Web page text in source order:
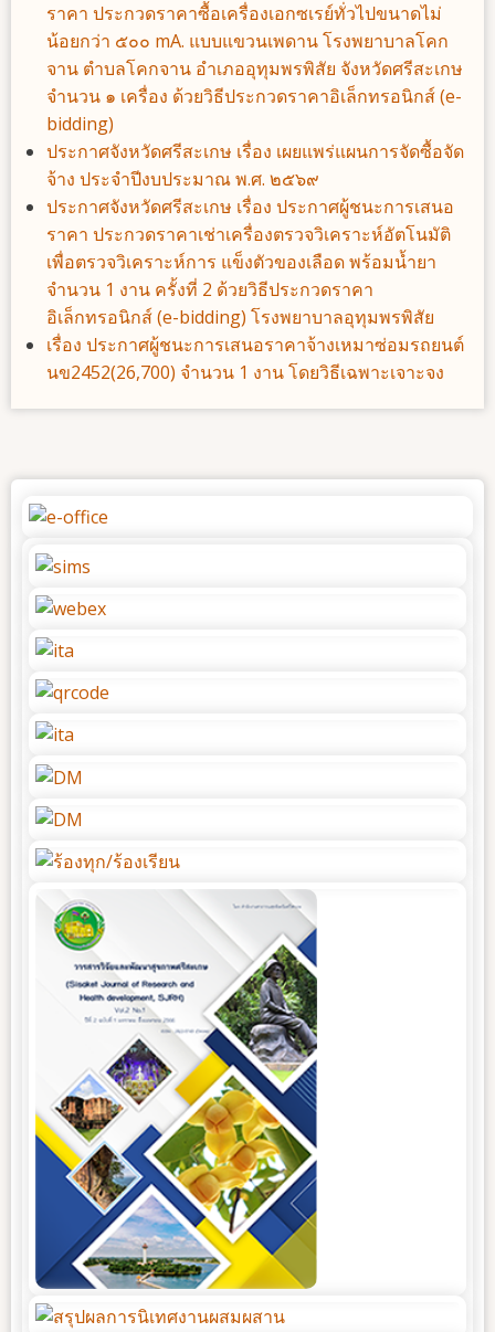
ราคา ประกวดราคาซื้อเครื่องเอกซเรย์ทั่วไปขนาดไม่
น้อยกว่า ๕๐๐ mA. แบบแขวนเพดาน โรงพยาบาลโคก
จาน ตำบลโคกจาน อำเภออุทุมพรพิสัย จังหวัดศรีสะเกษ
จำนวน ๑ เครื่อง ด้วยวิธีประกวดราคาอิเล็กทรอนิกส์ (e-
bidding)
ประกาศจังหวัดศรีสะเกษ เรื่อง เผยแพร่แผนการจัดซื้อจัด
จ้าง ประจําปีงบประมาณ พ.ศ. ๒๕๖๙
ประกาศจังหวัดศรีสะเกษ เรื่อง ประกาศผู้ชนะการเสนอ
ราคา ประกวดราคาเช่าเครื่องตรวจวิเคราะห์อัตโนมัติ
เพื่อตรวจวิเคราะห์การ แข็งตัวของเลือด พร้อมน้ำยา
จำนวน 1 งาน ครั้งที่ 2 ด้วยวิธีประกวดราคา
อิเล็กทรอนิกส์ (e-bidding) โรงพยาบาลอุทุมพรพิสัย
เรื่อง ประกาศผู้ชนะการเสนอราคาจ้างเหมาซ่อมรถยนต์
นข2452(26,700) จำนวน 1 งาน โดยวิธีเฉพาะเจาะจง